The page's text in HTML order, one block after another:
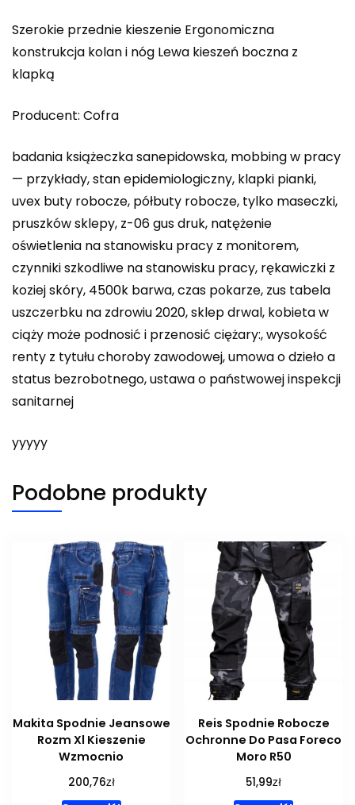
Szerokie przednie kieszenie Ergonomiczna
konstrukcja kolan i nóg Lewa kieszeń boczna z
klapką
Producent: Cofra
badania książeczka sanepidowska, mobbing w pracy
— przykłady, stan epidemiologiczny, klapki pianki,
uvex buty robocze, półbuty robocze, tylko maseczki,
pruszków sklepy, z-06 gus druk, natężenie
oświetlenia na stanowisku pracy z monitorem,
czynniki szkodliwe na stanowisku pracy, rękawiczki z
koziej skóry, 4500k barwa, czas pokarze, zus tabela
uszczerbku na zdrowiu 2020, sklep drwal, kobieta w
ciąży może podnosić i przenosić ciężary:, wysokość
renty z tytułu choroby zawodowej, umowa o dzieło a
status bezrobotnego, ustawa o państwowej inspekcji
sanitarnej
yyyyy
Podobne produkty
Makita Spodnie Jeansowe
Rozm Xl Kieszenie
Wzmocnio
200,76zł
Reis Spodnie Robocze
Ochronne Do Pasa Foreco
Moro R50
51,99zł